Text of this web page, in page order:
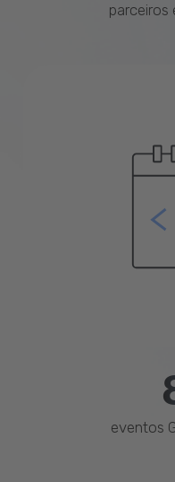
parceiros
eventos